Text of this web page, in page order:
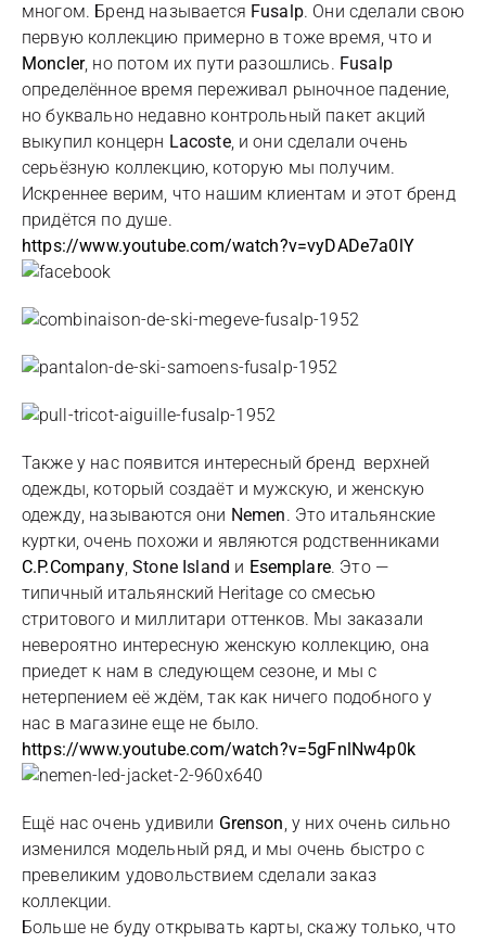
многом. Бренд называется Fusalp. Они сделали свою
первую коллекцию примерно в тоже время, что и
Moncler, но потом их пути разошлись. Fusalp
определённое время переживал рыночное падение,
но буквально недавно контрольный пакет акций
выкупил концерн Lacoste, и они сделали очень
серьёзную коллекцию, которую мы получим.
Искреннее верим, что нашим клиентам и этот бренд
придётся по душе.
https://www.youtube.com/watch?v=vyDADe7a0lY
Также у нас появится интересный бренд верхней
одежды, который создаёт и мужскую, и женскую
одежду, называются они Nemen. Это итальянские
куртки, очень похожи и являются родственниками
C.P.Company,Stone Island и Esemplare. Это —
типичный итальянский Heritage со смесью
стритового и миллитари оттенков. Мы заказали
невероятно интересную женскую коллекцию, она
приедет к нам в следующем сезоне, и мы с
нетерпением её ждём, так как ничего подобного у
нас в магазине еще не было.
https://www.youtube.com/watch?v=5gFnlNw4p0k
Ещё нас очень удивили Grenson, у них очень сильно
изменился модельный ряд, и мы очень быстро с
превеликим удовольствием сделали заказ
коллекции.
Больше не буду открывать карты, скажу только, что